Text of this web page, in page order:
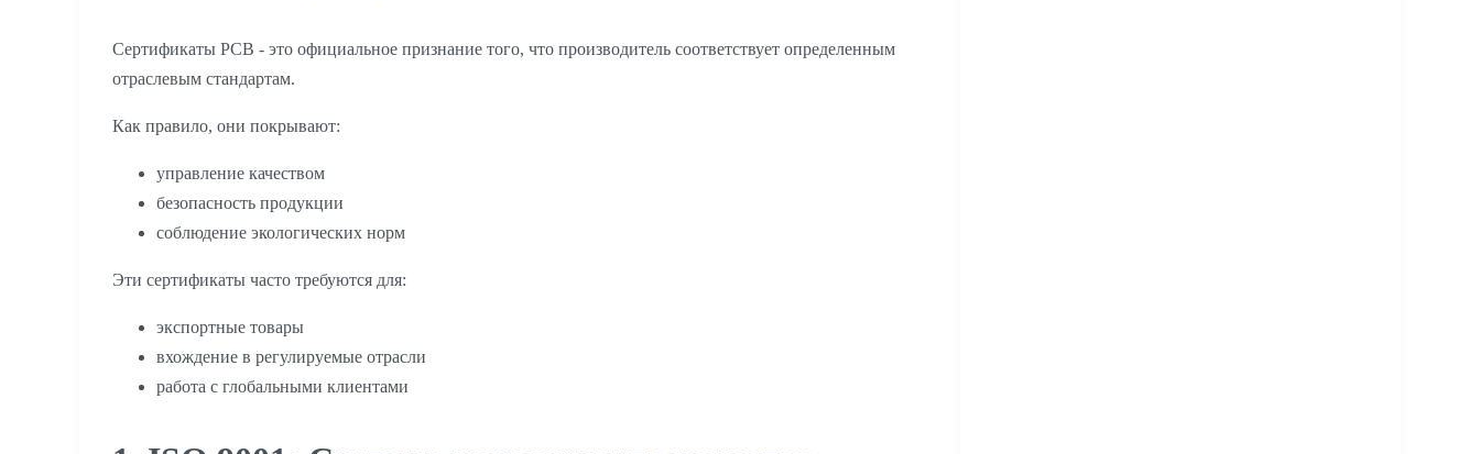
Сертификаты PCB - это официальное признание того, что производитель соответствует определенным
отраслевым стандартам.
Как правило, они покрывают:
управление качеством
безопасность продукции
соблюдение экологических норм
Эти сертификаты часто требуются для:
экспортные товары
вхождение в регулируемые отрасли
работа с глобальными клиентами